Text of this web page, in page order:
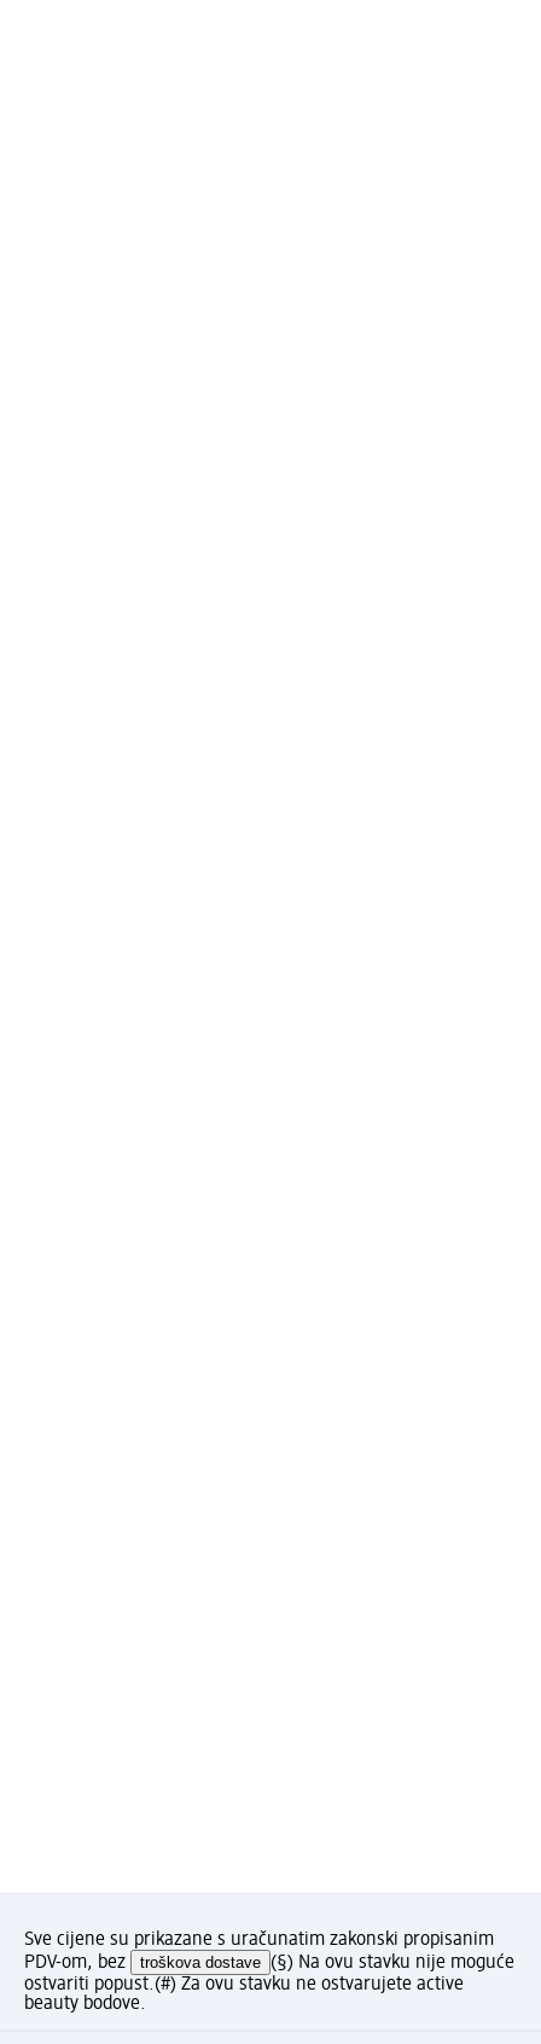
Sve cijene su prikazane s uračunatim zakonski propisanim
PDV-om, bez
troškova dostave (§) Na ovu stavku nije moguće
ostvariti popust.(#) Za ovu stavku ne ostvarujete active
beauty bodove.